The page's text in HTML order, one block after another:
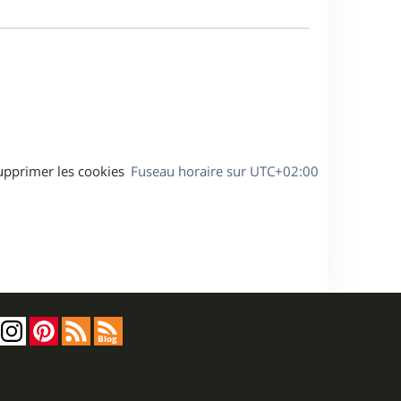
g
Fuseau horaire sur UTC+02:00
les cookies